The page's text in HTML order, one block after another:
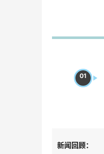
01
新闻回顾：